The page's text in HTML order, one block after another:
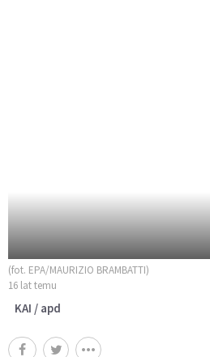
(fot. EPA/MAURIZIO BRAMBATTI)
16 lat temu
KAI / apd